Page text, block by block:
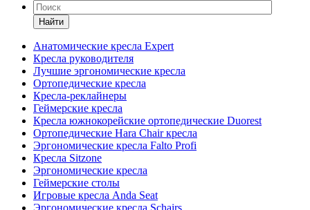
Найти
Анатомические кресла Expert
Кресла руководителя
Лучшие эргономические кресла
Ортопедические кресла
Кресла-реклайнеры
Геймерские кресла
Кресла южнокорейские ортопедические Duorest
Ортопедические Hara Chair кресла
Эргономические кресла Falto Profi
Кресла Sitzone
Эргономические кресла
Геймерские столы
Игровые кресла Anda Seat
Эргономические кресла Schairs